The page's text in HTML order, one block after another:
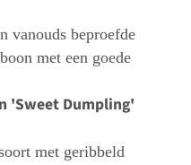
vanouds beproefde
met een goede
'Sweet Dumpling'
met geribbeld